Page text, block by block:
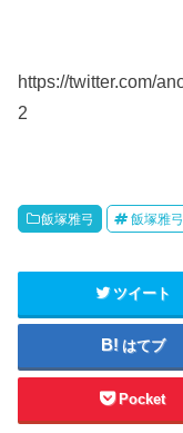
https://twitter.com/
2
飯塚雅弓 飯塚雅弓
ツイート
はてブ
Pocket